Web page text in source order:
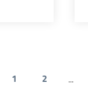
1 2 ...